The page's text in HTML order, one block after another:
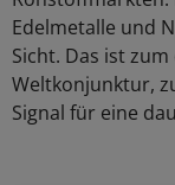
Edelmetalle und
Sicht. Das ist
Weltkonjunktur,
Signal für eine